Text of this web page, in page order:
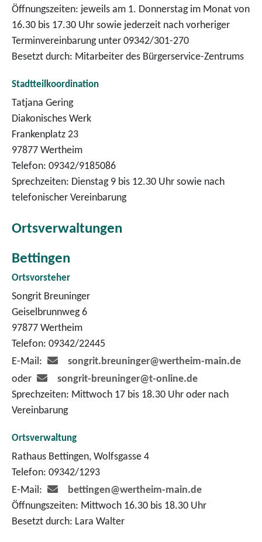
Öffnungszeiten: jeweils am 1. Donnerstag im Monat von
16.30 bis 17.30 Uhr sowie jederzeit nach vorheriger
Terminvereinbarung unter 09342/301-270
Besetzt durch: Mitarbeiter des Bürgerservice-Zentrums
Stadtteilkoordination
Tatjana Gering
Diakonisches Werk
Frankenplatz 23
97877 Wertheim
Telefon: 09342/9185086
Sprechzeiten: Dienstag 9 bis 12.30 Uhr sowie nach
telefonischer Vereinbarung
Ortsverwaltungen
Bettingen
Ortsvorsteher
Songrit Breuninger
Geiselbrunnweg 6
97877 Wertheim
Telefon: 09342/22445
E-Mail:
songrit.breuninger@wertheim-main.de
oder
songrit-breuninger@t-online.de
Sprechzeiten: Mittwoch 17 bis 18.30 Uhr oder nach
Vereinbarung
Ortsverwaltung
Rathaus Bettingen, Wolfsgasse 4
Telefon: 09342/1293
E-Mail:
bettingen@wertheim-main.de
Öffnungszeiten: Mittwoch 16.30 bis 18.30 Uhr
Besetzt durch: Lara Walter